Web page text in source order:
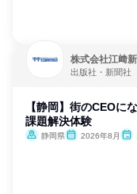
株式会社江﨑
出版社・新聞社
【静岡】街のCEOに
課題解決体験
静岡県 2026年8月